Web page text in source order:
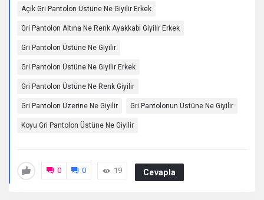
Açık Gri Pantolon Üstüne Ne Giyilir Erkek
Gri Pantolon Altına Ne Renk Ayakkabı Giyilir Erkek
Gri Pantolon Üstüne Ne Giyilir
Gri Pantolon Üstüne Ne Giyilir Erkek
Gri Pantolon Üstüne Ne Renk Giyilir
Gri Pantolon Üzerine Ne Giyilir Gri Pantolonun Üstüne Ne Giyilir
Koyu Gri Pantolon Üstüne Ne Giyilir
0 0 19 Cevapla